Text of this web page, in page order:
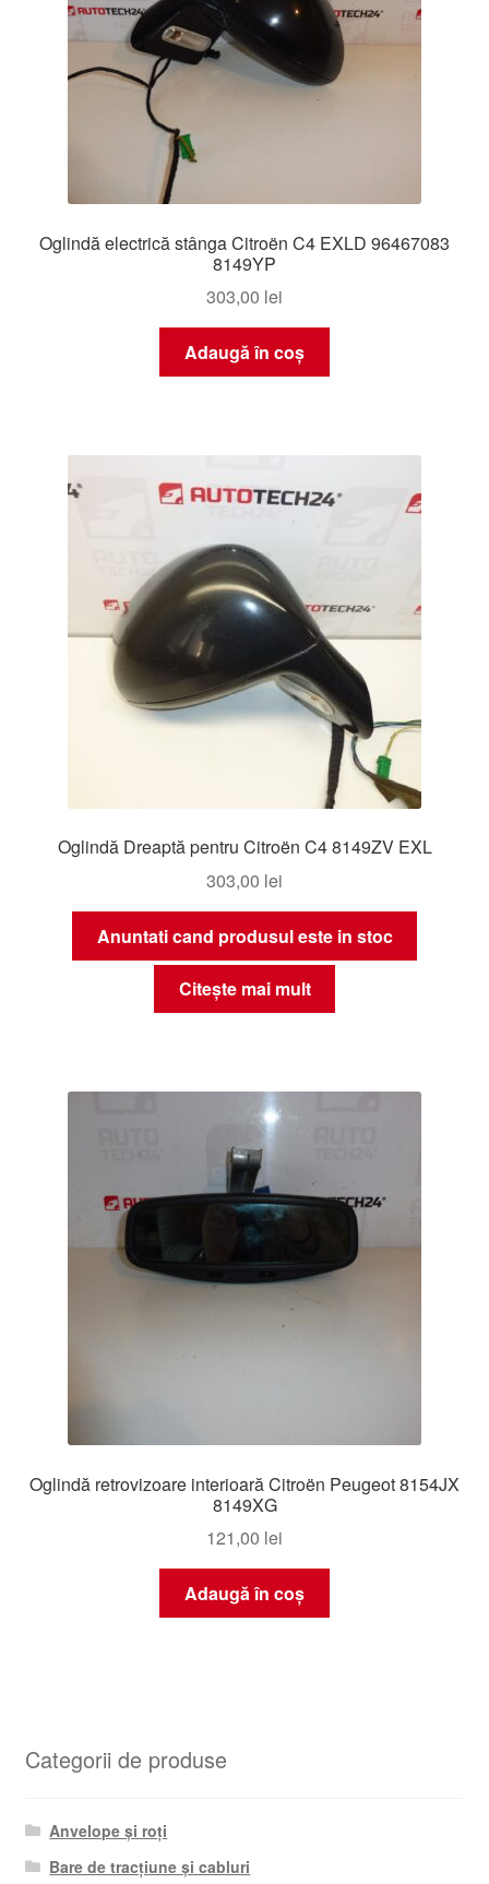
Oglindă electrică stânga Citroën C4 EXLD 96467083
8149YP
303,00 lei
Adaugă în coș
Oglindă Dreaptă pentru Citroën C4 8149ZV EXL
303,00 lei
Anuntati cand produsul este in stoc
Citește mai mult
Oglindă retrovizoare interioară Citroën Peugeot 8154JX
8149XG
121,00 lei
Adaugă în coș
Categorii de produse
Anvelope și roți
Bare de tracțiune și cabluri